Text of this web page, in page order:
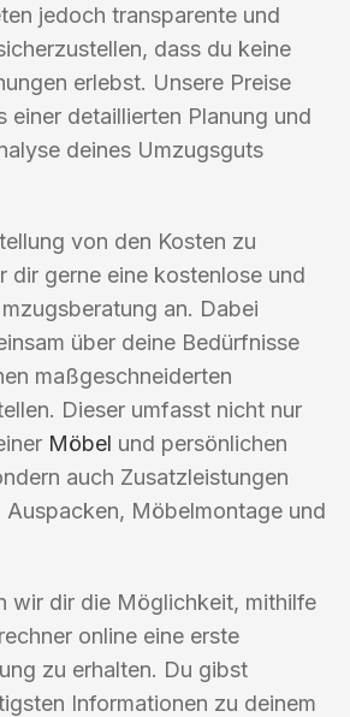
jedoch transparente und
dass du keine
erlebst. Unsere Preise
einer detaillierten Planung und
deines Umzugsguts
von den Kosten zu
dir gerne eine kostenlose und
an. Dabei
über deine Bedürfnisse
maßgeschneiderten
Dieser umfasst nicht nur
Möbel und persönlichen
auch Zusatzleistungen
Möbelmontage und
wir dir die Möglichkeit, mithilfe
online eine erste
zu erhalten. Du gibst
Informationen zu deinem